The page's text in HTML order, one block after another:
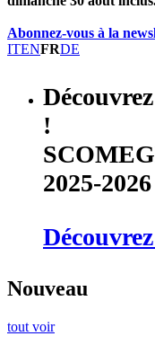
Abonnez-vous à la
ITENFRDE
!
2025-2026
Nouveau
tout voir